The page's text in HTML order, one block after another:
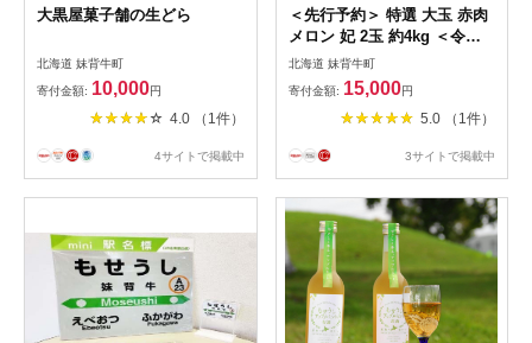
大黒屋菓子舗の生どら
北海道 妹背牛町
寄付金額: 10,000円
4.0 （1件）
4サイトで掲載中
＜先行予約＞ 特選 大玉 赤肉
メロン 妃 2玉 約4kg ＜令和8
年7月末発送＞ | メロン フル
ーツ めろん ふるーつ 果物 く
だもの 北海道 妹背牛町 妃 き
さき 1玉 2kg
北海道 妹背牛町
寄付金額: 15,000円
5.0 （1件）
3サイトで掲載中